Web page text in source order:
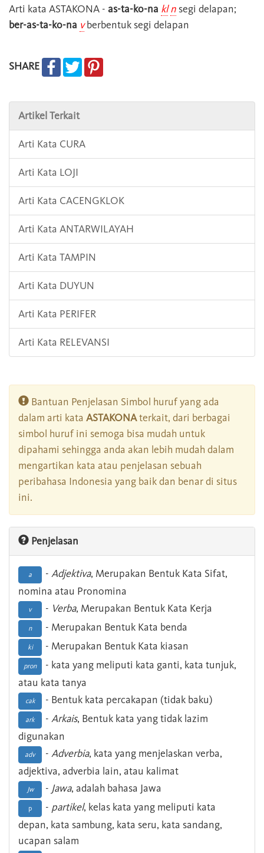
Arti kata ASTAKONA - as-ta-ko-na kl n segi delapan;
ber-as-ta-ko-na vberbentuk segi delapan
SHARE
Artikel Terkait
Arti Kata CURA
Arti Kata LOJI
Arti Kata CACENGKLOK
Arti Kata ANTARWILAYAH
Arti Kata TAMPIN
Arti Kata DUYUN
Arti Kata PERIFER
Arti Kata RELEVANSI
Bantuan Penjelasan Simbol huruf yang ada
dalam arti kata ASTAKONAterkait, dari berbagai
simbol huruf ini semoga bisa mudah untuk
dipahami sehingga anda akan lebih mudah dalam
mengartikan kata atau penjelasan sebuah
peribahasa Indonesia yang baik dan benar di situs
ini.
Penjelasan
a - Adjektiva, Merupakan Bentuk Kata Sifat,
nomina atau Pronomina
v - Verba, Merupakan Bentuk Kata Kerja
n - Merupakan Bentuk Kata benda
ki - Merupakan Bentuk Kata kiasan
pron
- kata yang meliputi kata ganti, kata tunjuk,
atau kata tanya
cak - Bentuk kata percakapan (tidak baku)
ark - Arkais, Bentuk kata yang tidak lazim
digunakan
adv - Adverbia, kata yang menjelaskan verba,
adjektiva, adverbia lain, atau kalimat
Jw - Jawa, adalah bahasa Jawa
p - partikel, kelas kata yang meliputi kata
depan, kata sambung, kata seru, kata sandang,
ucapan salam